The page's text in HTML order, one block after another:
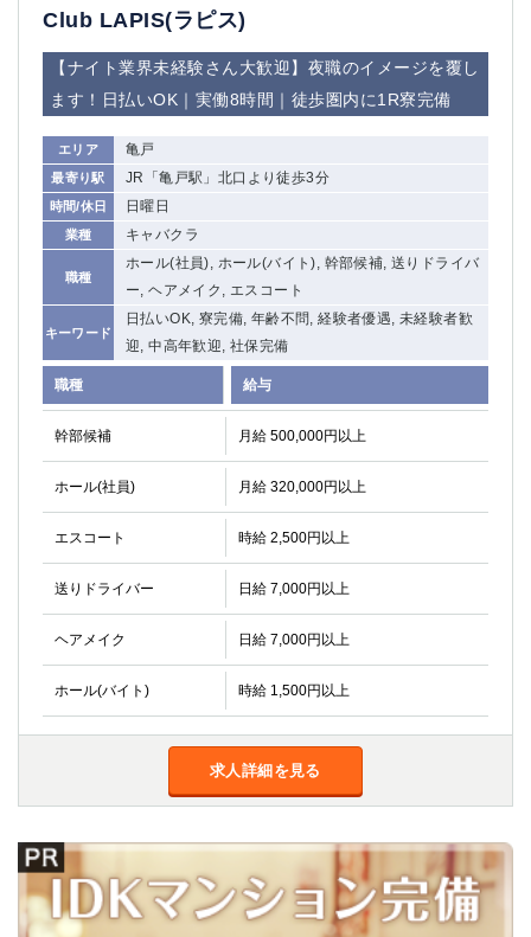
Club LAPIS(ラピス)
【ナイト業界未経験さん大歓迎】夜職のイメージを覆し
ます！日払いOK｜実働8時間｜徒歩圏内に1R寮完備
エリア 亀戸
最寄り駅 JR「亀戸駅」北口より徒歩3分
時間/休日 日曜日
業種 キャバクラ
職種
ホール(社員), ホール(バイト), 幹部候補, 送りドライバ
ー, ヘアメイク, エスコート
キーワード
日払いOK, 寮完備, 年齢不問, 経験者優遇, 未経験者歓
迎, 中高年歓迎, 社保完備
職種 給与
幹部候補 月給 500,000円以上
ホール(社員) 月給 320,000円以上
エスコート 時給 2,500円以上
送りドライバー 日給 7,000円以上
ヘアメイク 日給 7,000円以上
ホール(バイト) 時給 1,500円以上
求人詳細を見る